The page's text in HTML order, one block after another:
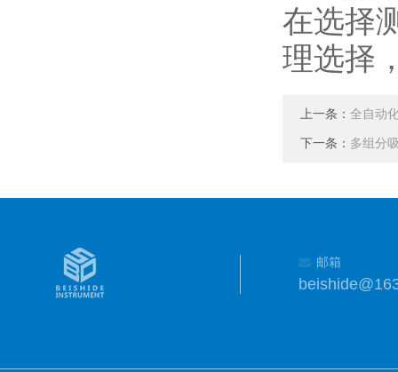
在选择
理选择
上一条： 全自动
下一条： 多组分
邮箱